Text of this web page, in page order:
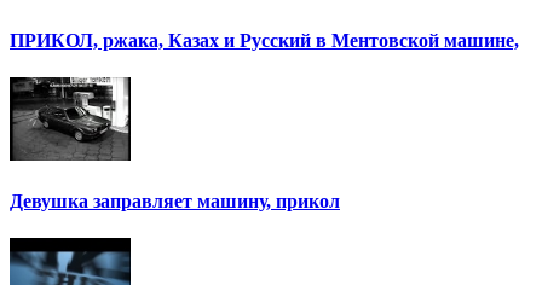
ПРИКОЛ, ржака, Казах и Русский в Ментовской машине,
Девушка заправляет машину, прикол